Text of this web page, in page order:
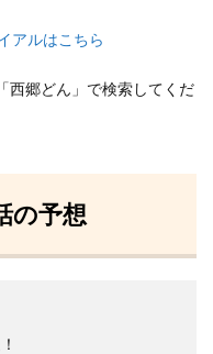
アルはこちら
郷どん」で検索してくだ
の予想